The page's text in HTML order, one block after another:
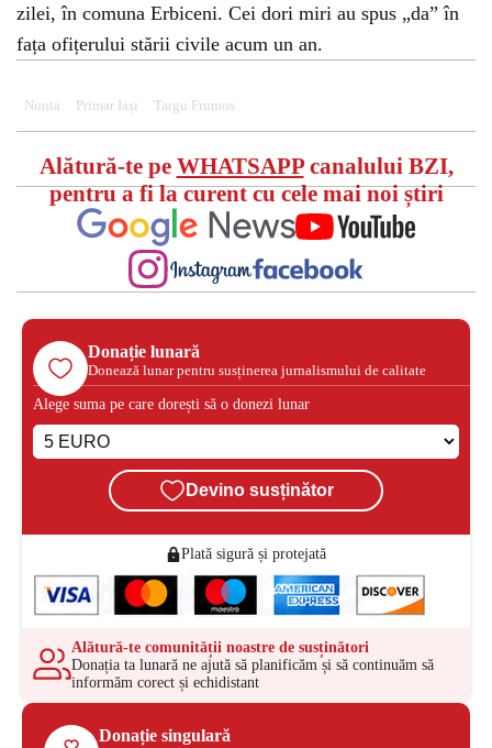
zilei, în comuna Erbiceni. Cei dori miri au spus „da” în
fața ofițerului stării civile acum un an.
Nunta Primar Iași Targu Frumos
Alătură-te pe WHATSAPPcanalului BZI,
pentru a fi la curent cu cele mai noi știri
Donație lunară
Donează lunar pentru susținerea jurnalismului de calitate
Alege suma pe care dorești să o donezi lunar
Devino susținător
Plată sigură și protejată
Alătură-te comunității noastre de susținători
Donația ta lunară ne ajută să planificăm și să continuăm să
informăm corect și echidistant
Donație singulară